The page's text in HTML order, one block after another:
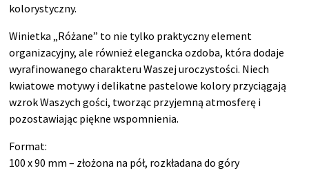
kolorystyczny.
Winietka „Różane” to nie tylko praktyczny element
organizacyjny, ale również elegancka ozdoba, która dodaje
wyrafinowanego charakteru Waszej uroczystości. Niech
kwiatowe motywy i delikatne pastelowe kolory przyciągają
wzrok Waszych gości, tworząc przyjemną atmosferę i
pozostawiając piękne wspomnienia.
Format:
100 x 90 mm – złożona na pół, rozkładana do góry